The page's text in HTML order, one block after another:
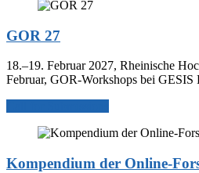
GOR 27
18.–19. Februar 2027, Rheinische
Februar, GOR-Workshops bei GESIS
Kompendium der Online-